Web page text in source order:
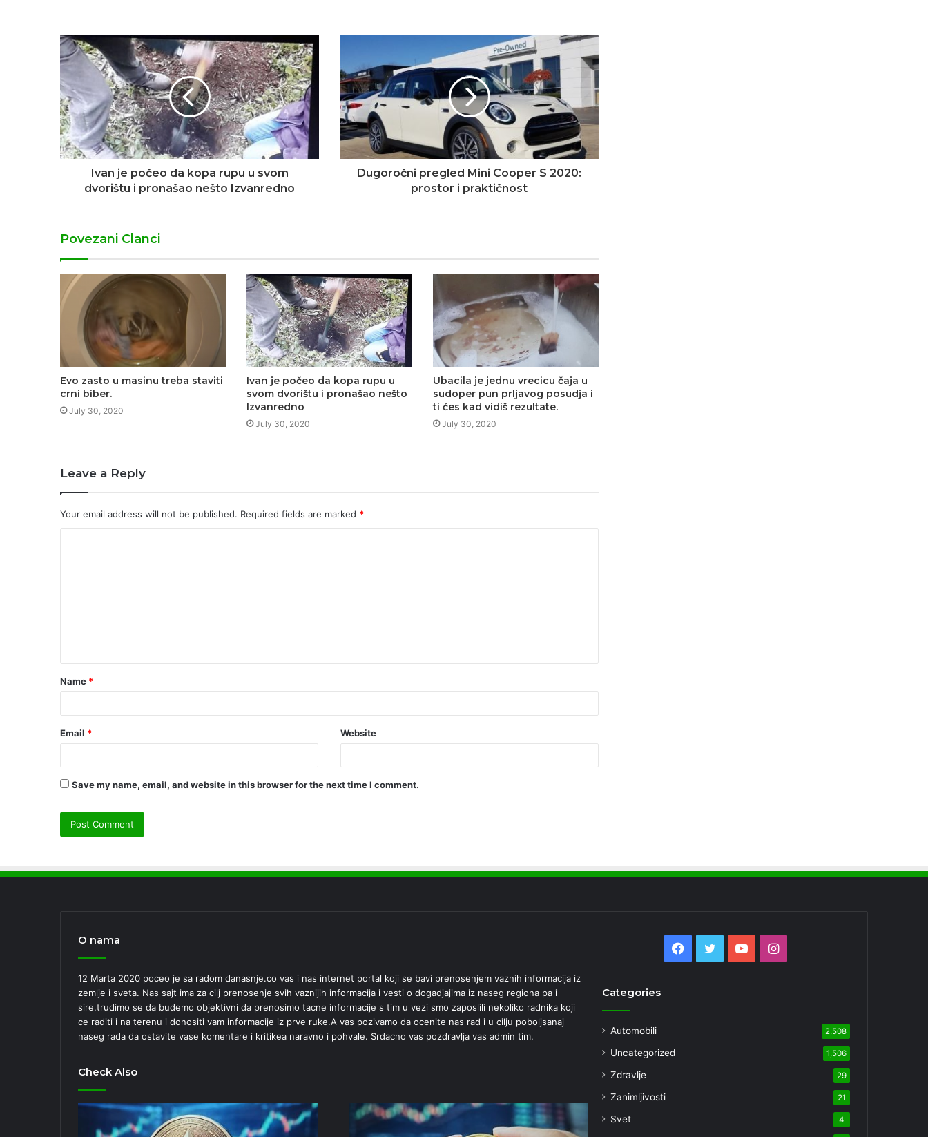
Ivan je počeo da kopa rupu u svom
dvorištu i pronašao nešto Izvanredno
Dugoročni pregled Mini Cooper S 2020:
prostor i praktičnost
Povezani Clanci
Evo zasto u masinu treba staviti
crni biber.
July 30, 2020
Ivan je počeo da kopa rupu u
svom dvorištu i pronašao nešto
Izvanredno
July 30, 2020
Ubacila je jednu vrecicu čaja u
sudoper pun prljavog posudja i
ti ćes kad vidiš rezultate.
July 30, 2020
Leave a Reply
Your email address will not be published. Required fields are marked *
t
*
Name *
Email * Website
Save my name, email, and website in this browser for the next time I comment.
O nama
12 Marta 2020 poceo je sa radom danasnje.co vas i nas internet portal koji se bavi prenosenjem vaznih informacija iz
zemlje i sveta. Nas sajt ima za cilj prenosenje svih vaznijih informacija i vesti o dogadjajima iz naseg regiona pa i
sire.trudimo se da budemo objektivni da prenosimo tacne informacije s tim u vezi smo zaposlili nekoliko radnika koji
ce raditi i na terenu i donositi vam informacije iz prve ruke.A vas pozivamo da ocenite nas rad i u cilju poboljsanaj
naseg rada da ostavite vase komentare i kritikea naravno i pohvale. Srdacno vas pozdravlja vas admin tim.
Check Also
Facebook
TwitterYouTubeInstagram
Categories
Automobili 2,508
Uncategorized 1,506
Zdravlje 29
Zanimljivosti 21
Svet 4